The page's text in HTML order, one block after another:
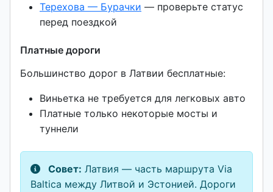
Терехова — Бурачки — проверьте статус
перед поездкой
Платные дороги
Большинство дорог в Латвии бесплатные:
Виньетка не требуется для легковых авто
Платные только некоторые мосты и
туннели
Совет: Латвия — часть маршрута Via
Baltica между Литвой и Эстонией. Дороги